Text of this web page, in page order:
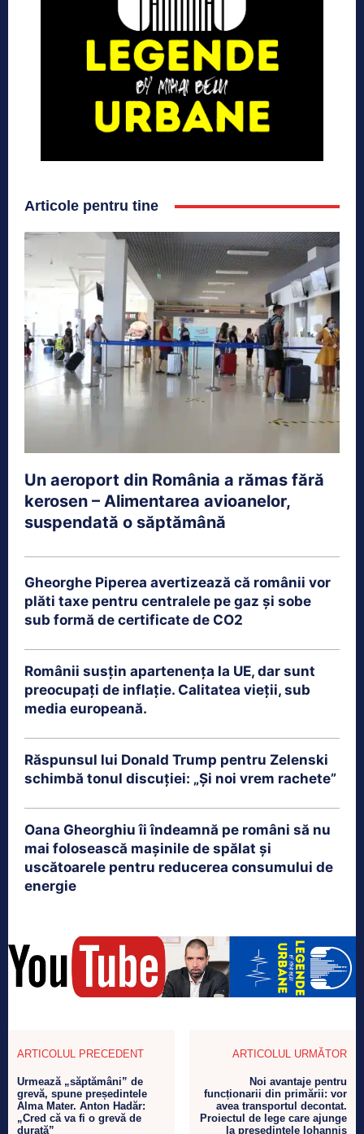
Articole pentru tine
Un aeroport din România a rămas fără
kerosen – Alimentarea avioanelor,
suspendată o săptămână
Gheorghe Piperea avertizează că românii vor
plăti taxe pentru centralele pe gaz și sobe
sub formă de certificate de CO2
Românii susțin apartenența la UE, dar sunt
preocupați de inflație. Calitatea vieții, sub
media europeană.
Răspunsul lui Donald Trump pentru Zelenski
schimbă tonul discuției: „Și noi vrem rachete”
Oana Gheorghiu îi îndeamnă pe români să nu
mai folosească mașinile de spălat și
uscătoarele pentru reducerea consumului de
energie
ARTICOLUL PRECEDENT
Urmează „săptămâni” de
grevă, spune președintele
Alma Mater. Anton Hadăr:
„Cred că va fi o grevă de
durată”
ARTICOLUL URMĂTOR
Noi avantaje pentru
funcționarii din primării: vor
avea transportul decontat.
Proiectul de lege care ajunge
la președintele Iohannis